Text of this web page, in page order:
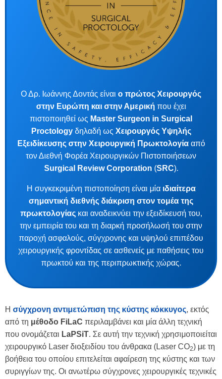
Ο Δρ. Ιωάννης Δοντάς είναι ο πρώτος Χειρουργός
στην Ευρώπη και στην Αμερική που έχει
πιστοποιηθεί ως Master Surgeon in Surgical
Proctologyδηλαδή ως Χειρουργός Υψηλής
Εξειδίκευσης στην Χειρουργική Πρωκτολογίααπό
τον Διεθνή Φορέα Χειρουργικών Πιστοποιήσεων
Surgical Review Corporation (SRC).
Η συγκεκριμένη πιστοποίηση είναι μία ιδιαίτερα
σημαντική διεθνής διάκριση στον τομέα της
πρωκτολογίαςκαι αναδεικνύει την εξειδίκευσή του,
την εμπειρία του και τη διαρκή προσήλωσή του στην
παροχή ασφαλούς, σύγχρονης και υψηλού επιπέδου
χειρουργικής φροντίδας σε ασθενείς με παθήσεις του
πρωκτού και της περιπρωκτικής χώρας.
Η σύγχρονη αντιμετώπιση της κύστης κόκκυγος, εκτός
από τη μέθοδο FiLaC περιλαμβάνει και μία άλλη τεχνική
που ονομάζεται LaPSiT. Σε αυτή την τεχνική χρησιμοποιείται
χειρουργικό Laser διοξειδίου του άνθρακα (Laser CO2) με τη
βοήθεια του οποίου επιτελείται αφαίρεση της κύστης και των
συριγγίων της. Οι ανωτέρω σύγχρονες χειρουργικές τεχνικές